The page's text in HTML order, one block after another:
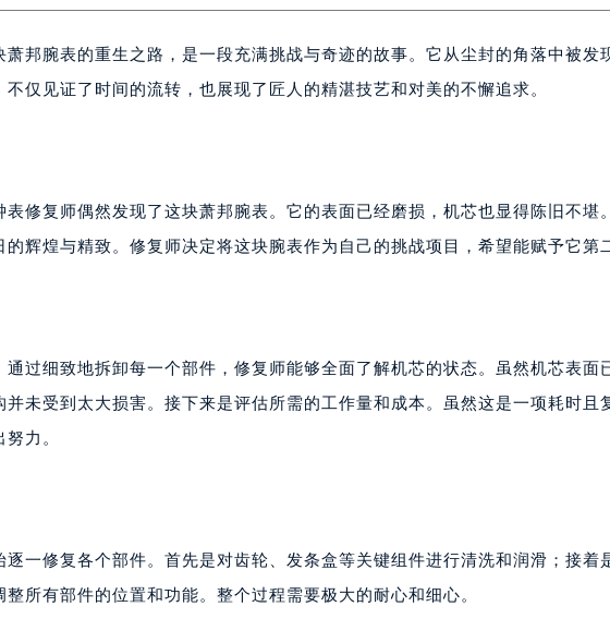
十路11111号华润中心写字楼（万象城）15层1508室（需提前预约）
河路230号万菱汇国际中心写字楼A塔7层704室（需提前预约）
滨东路95号华润大厦写字楼B座11层1104室（需提前预约）
四路128-1号恒力城写字楼15层03室（需提前预约）
功路10号华润大厦写字楼29层2905室（需提前预约）
放路15号亨得利名表服务中心（品牌授权店）3层整层（需提前预约）
街路83号亨得利名表服务中心（品牌授权店）1层整层（需提前预约）
民路15号国际金融大厦7层G室（需提前预约）
华五路57号万科金融中心C座12层1205室（需提前预约）
萧邦腕表的重生之路，是一段充满挑战与奇迹的故事。它从尘封的角落中被发
仅见证了时间的流转，也展现了匠人的精湛技艺和对美的不懈追求。
修复师偶然发现了这块萧邦腕表。它的表面已经磨损，机芯也显得陈旧不堪
辉煌与精致。修复师决定将这块腕表作为自己的挑战项目，希望能赋予它第
过细致地拆卸每一个部件，修复师能够全面了解机芯的状态。虽然机芯表面
未受到太大损害。接下来是评估所需的工作量和成本。虽然这是一项耗时且
力。
一修复各个部件。首先是对齿轮、发条盒等关键组件进行清洗和润滑；接着
所有部件的位置和功能。整个过程需要极大的耐心和细心。